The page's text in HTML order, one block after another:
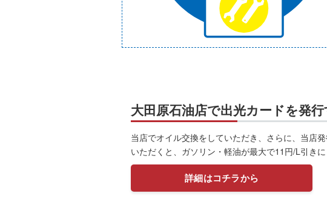
大田原石油店で出光カードを発
当店でオイル交換をしていただき、さらに、当店
いただくと、ガソリン・軽油が最大で11円/L引きに
詳細はコチラから